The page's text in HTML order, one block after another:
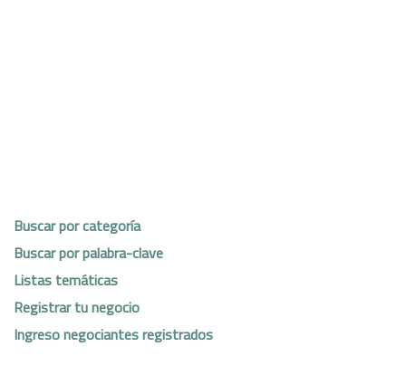
Buscar por categoría
Buscar por palabra-clave
Listas temáticas
Registrar tu negocio
Ingreso negociantes registrados